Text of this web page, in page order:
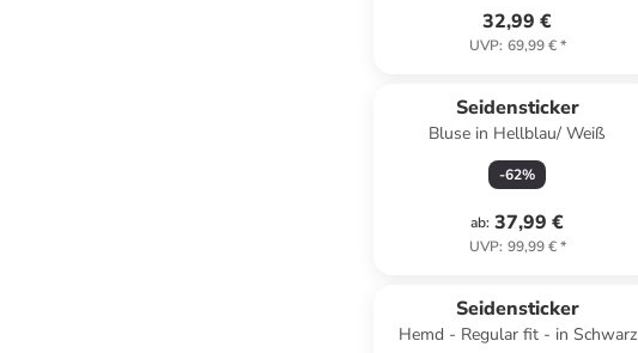
32,99 €
UVP: 69,99 €*
Seidensticker
Bluse in Hellblau/ Weiß
-62%
ab: 37,99 €
UVP: 99,99 €*
Seidensticker
Hemd - Regular fit - in Schwarz